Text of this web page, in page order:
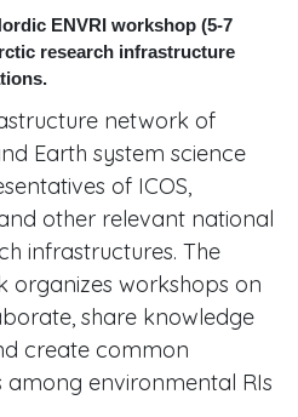
ENVRI workshop (5-7
research infrastructure
network of
Earth system science
of ICOS,
and other relevant national
infrastructures. The
organizes workshops on
share knowledge
create common
among environmental RIs